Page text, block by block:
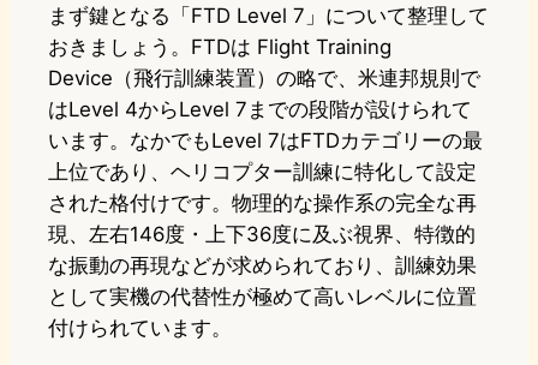
まず鍵となる「FTD Level 7」について整理して
おきましょう。FTDは Flight Training
Device（飛行訓練装置）の略で、米連邦規則で
はLevel 4からLevel 7までの段階が設けられて
います。なかでもLevel 7はFTDカテゴリーの最
上位であり、ヘリコプター訓練に特化して設定
された格付けです。物理的な操作系の完全な再
現、左右146度・上下36度に及ぶ視界、特徴的
な振動の再現などが求められており、訓練効果
として実機の代替性が極めて高いレベルに位置
付けられています。